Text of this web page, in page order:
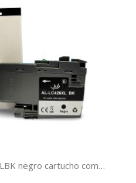
Brother LC426XLBK negro cartucho compatible PREMIUM (6K)